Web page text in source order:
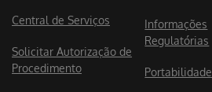
Central de Serviços
Solicitar Autorização de
Procedimento
Informações
Regulatórias
Portabilidade